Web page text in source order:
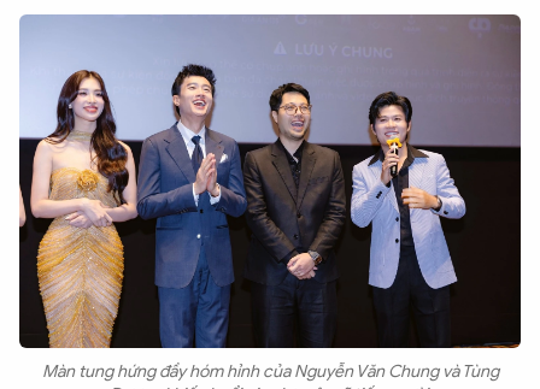
Màn tung hứng đầy hóm hỉnh của Nguyễn Văn Chung và Tùng